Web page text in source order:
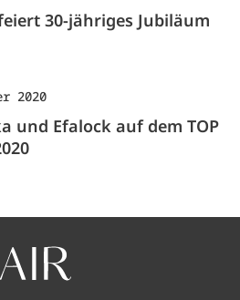
30-jähriges Jubiläum
2020
und Efalock auf dem TOP